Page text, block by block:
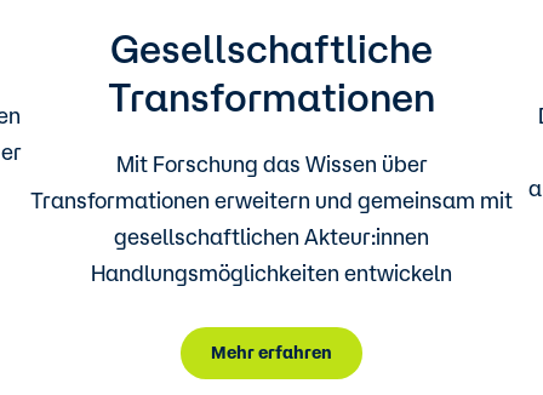
Gesellschaftliche
Transformationen
Mit Forschung das Wissen über
Transformationen erweitern und gemeinsam mit
gesellschaftlichen Akteur:innen
Handlungsmöglichkeiten entwickeln
Mehr erfahren